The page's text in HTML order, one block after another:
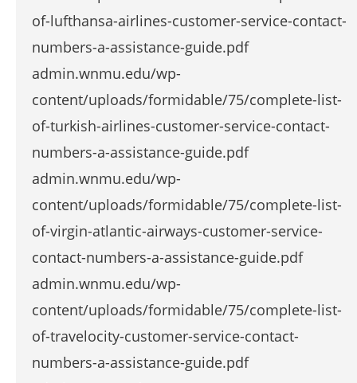
of-lufthansa-airlines-customer-service-contact-
numbers-a-assistance-guide.pdf
admin.wnmu.edu/wp-
content/uploads/formidable/75/complete-list-
of-turkish-airlines-customer-service-contact-
numbers-a-assistance-guide.pdf
admin.wnmu.edu/wp-
content/uploads/formidable/75/complete-list-
of-virgin-atlantic-airways-customer-service-
contact-numbers-a-assistance-guide.pdf
admin.wnmu.edu/wp-
content/uploads/formidable/75/complete-list-
of-travelocity-customer-service-contact-
numbers-a-assistance-guide.pdf